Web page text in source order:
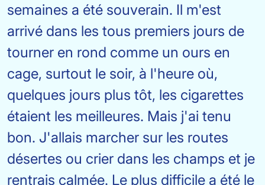
semaines a été souverain. Il m'est
arrivé dans les tous premiers jours de
tourner en rond comme un ours en
cage, surtout le soir, à l'heure où,
quelques jours plus tôt, les cigarettes
étaient les meilleures. Mais j'ai tenu
bon. J'allais marcher sur les routes
désertes ou crier dans les champs et je
rentrais calmée. Le plus difficile a été le